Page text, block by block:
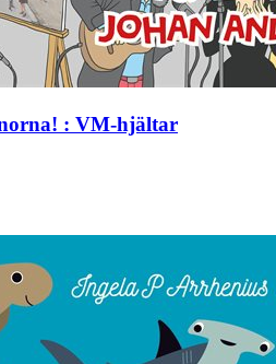
: VM-hjältar